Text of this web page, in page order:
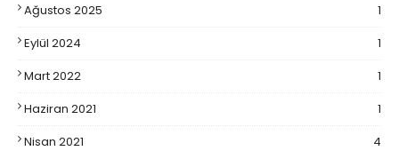
Ağustos 2025
1
Eylül 2024
1
Mart 2022
1
Haziran 2021
1
Nisan 2021
4